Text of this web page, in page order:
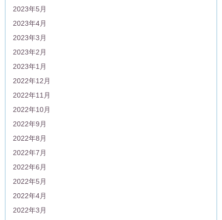
2023年5月
2023年4月
2023年3月
2023年2月
2023年1月
2022年12月
2022年11月
2022年10月
2022年9月
2022年8月
2022年7月
2022年6月
2022年5月
2022年4月
2022年3月